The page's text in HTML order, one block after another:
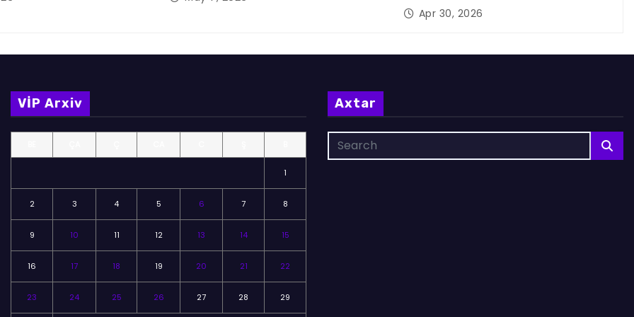
Apr 30, 2026
VİP Arxiv
1
2 3 4 5 6 7 8
9 10 11 12 13 14 15
16 17 18 19 20 21 22
23 24 25 26 27 28 29
Axtar